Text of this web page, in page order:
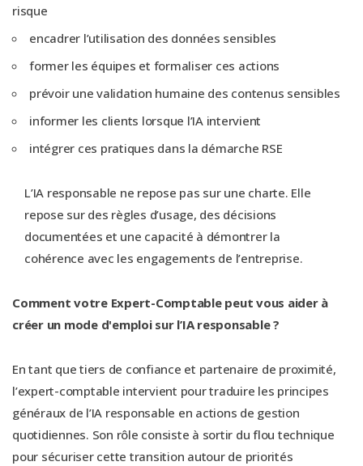
risque
encadrer l’utilisation des données sensibles
former les équipes et formaliser ces actions
prévoir une validation humaine des contenus sensibles
informer les clients lorsque l’IA intervient
intégrer ces pratiques dans la démarche RSE
L’IA responsable ne repose pas sur une charte. Elle
repose sur des règles d’usage, des décisions
documentées et une capacité à démontrer la
cohérence avec les engagements de l’entreprise.
Comment votre Expert-Comptable peut vous aider à
créer un mode d'emploi sur l’IA responsable ?
En tant que tiers de confiance et partenaire de proximité,
l’expert-comptable intervient pour traduire les principes
généraux de l’IA responsable en actions de gestion
quotidiennes. Son rôle consiste à sortir du flou technique
pour sécuriser cette transition autour de priorités